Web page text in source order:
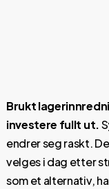
Brukt
investere fullt ut.
endrer seg raskt.
velges i dag etter
som et alternativ,